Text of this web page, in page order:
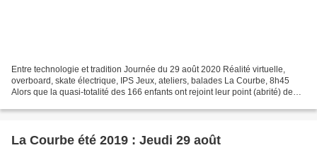
Entre technologie et tradition Journée du 29 août 2020 Réalité virtuelle,
overboard, skate électrique, IPS Jeux, ateliers, balades La Courbe, 8h45
Alors que la quasi-totalité des 166 enfants ont rejoint leur point (abrité) de
La Courbe été 2019 : Jeudi 29 août